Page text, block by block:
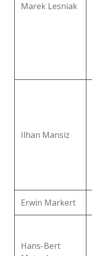
Marek Lesniak
Ilhan Mansiz
Erwin Markert
Hans-Bert